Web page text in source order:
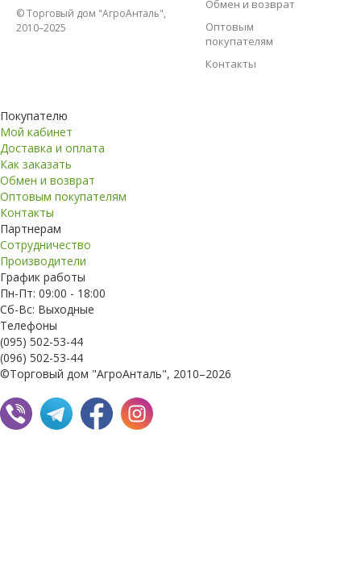
© Торговый дом "АгроАнталь",
2010–2025
Обмен и возврат
Оптовым
покупателям
Контакты
Покупателю
Мой кабинет
Доставка и оплата
Как заказать
Обмен и возврат
Оптовым покупателям
Контакты
Партнерам
Сотрудничество
Производители
График работы
Пн-Пт: 09:00 - 18:00
Сб-Вс: Выходные
Телефоны
(095) 502-53-44
(096) 502-53-44
©Торговый дом "АгроАнталь", 2010–2026